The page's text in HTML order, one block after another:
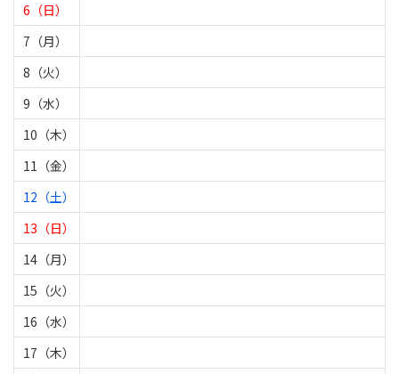
6（日）
7（月）
8（火）
9（水）
10（木）
11（金）
12（土）
13（日）
14（月）
15（火）
16（水）
17（木）